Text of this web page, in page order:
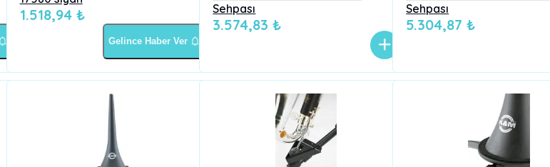
1.518,94 ₺
Gelince Haber Ver
Sehpası
3.574,83 ₺
Sehpası
5.304,87 ₺